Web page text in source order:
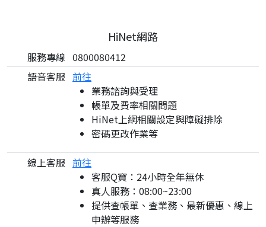
HiNet網路
服務專線 0800080412
語音客服 前往
業務諮詢與受理
帳單及費率相關問題
HiNet上網相關設定與障礙排除
密碼更改作業等
線上客服 前往
客服Q寶：24小時全年無休
真人服務：08:00~23:00
提供查帳單、查業務、最新優惠、線上
申辦等服務